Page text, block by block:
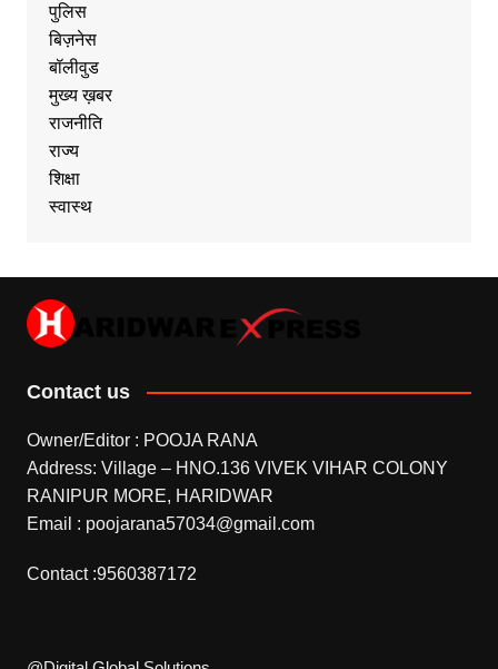
पुलिस
बिज़नेस
बॉलीवुड
मुख्य ख़बर
राजनीति
राज्य
शिक्षा
स्वास्थ
Contact us
Owner/Editor : POOJA RANA
Address: Village – HNO.136 VIVEK VIHAR COLONY
RANIPUR MORE, HARIDWAR
Email : poojarana57034@gmail.com
Contact :9560387172